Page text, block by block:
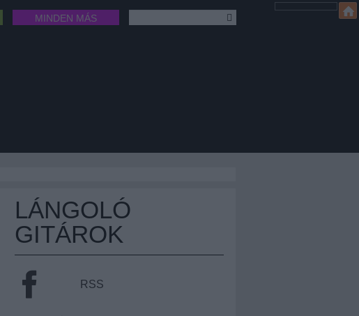
MINDEN MÁS
LÁNGOLÓ
GITÁROK
RSS